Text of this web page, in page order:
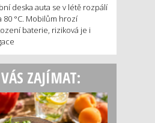
deska auta se v létě rozpálí
80 °C. Mobilům hrozí
baterie, riziková je i
ZAJÍMAT: